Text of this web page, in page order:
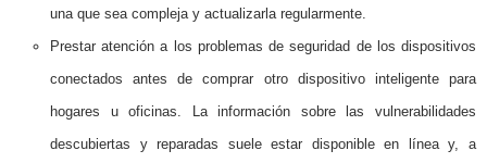
una que sea compleja y actualizarla regularmente.
Prestar atención a los problemas de seguridad de los dispositivos
conectados antes de comprar otro dispositivo inteligente para
hogares u oficinas. La información sobre las vulnerabilidades
descubiertas y reparadas suele estar disponible en línea y, a